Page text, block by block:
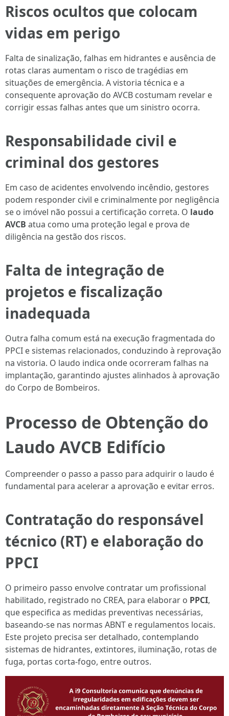
Riscos ocultos que colocam
vidas em perigo
Falta de sinalização, falhas em hidrantes e ausência de
rotas claras aumentam o risco de tragédias em
situações de emergência. A vistoria técnica e a
consequente aprovação do AVCB costumam revelar e
corrigir essas falhas antes que um sinistro ocorra.
Responsabilidade civil e
criminal dos gestores
Em caso de acidentes envolvendo incêndio, gestores
podem responder civil e criminalmente por negligência
se o imóvel não possui a certificação correta. O laudo
AVCB atua como uma proteção legal e prova de
diligência na gestão dos riscos.
Falta de integração de
projetos e fiscalização
inadequada
Outra falha comum está na execução fragmentada do
PPCI e sistemas relacionados, conduzindo à reprovação
na vistoria. O laudo indica onde ocorreram falhas na
implantação, garantindo ajustes alinhados à aprovação
do Corpo de Bombeiros.
Processo de Obtenção do
Laudo AVCB Edifício
Compreender o passo a passo para adquirir o laudo é
fundamental para acelerar a aprovação e evitar erros.
Contratação do responsável
técnico (RT) e elaboração do
PPCI
O primeiro passo envolve contratar um profissional
habilitado, registrado no CREA, para elaborar o PPCI,
que especifica as medidas preventivas necessárias,
baseando-se nas normas ABNT e regulamentos locais.
Este projeto precisa ser detalhado, contemplando
sistemas de hidrantes, extintores, iluminação, rotas de
fuga, portas corta-fogo, entre outros.